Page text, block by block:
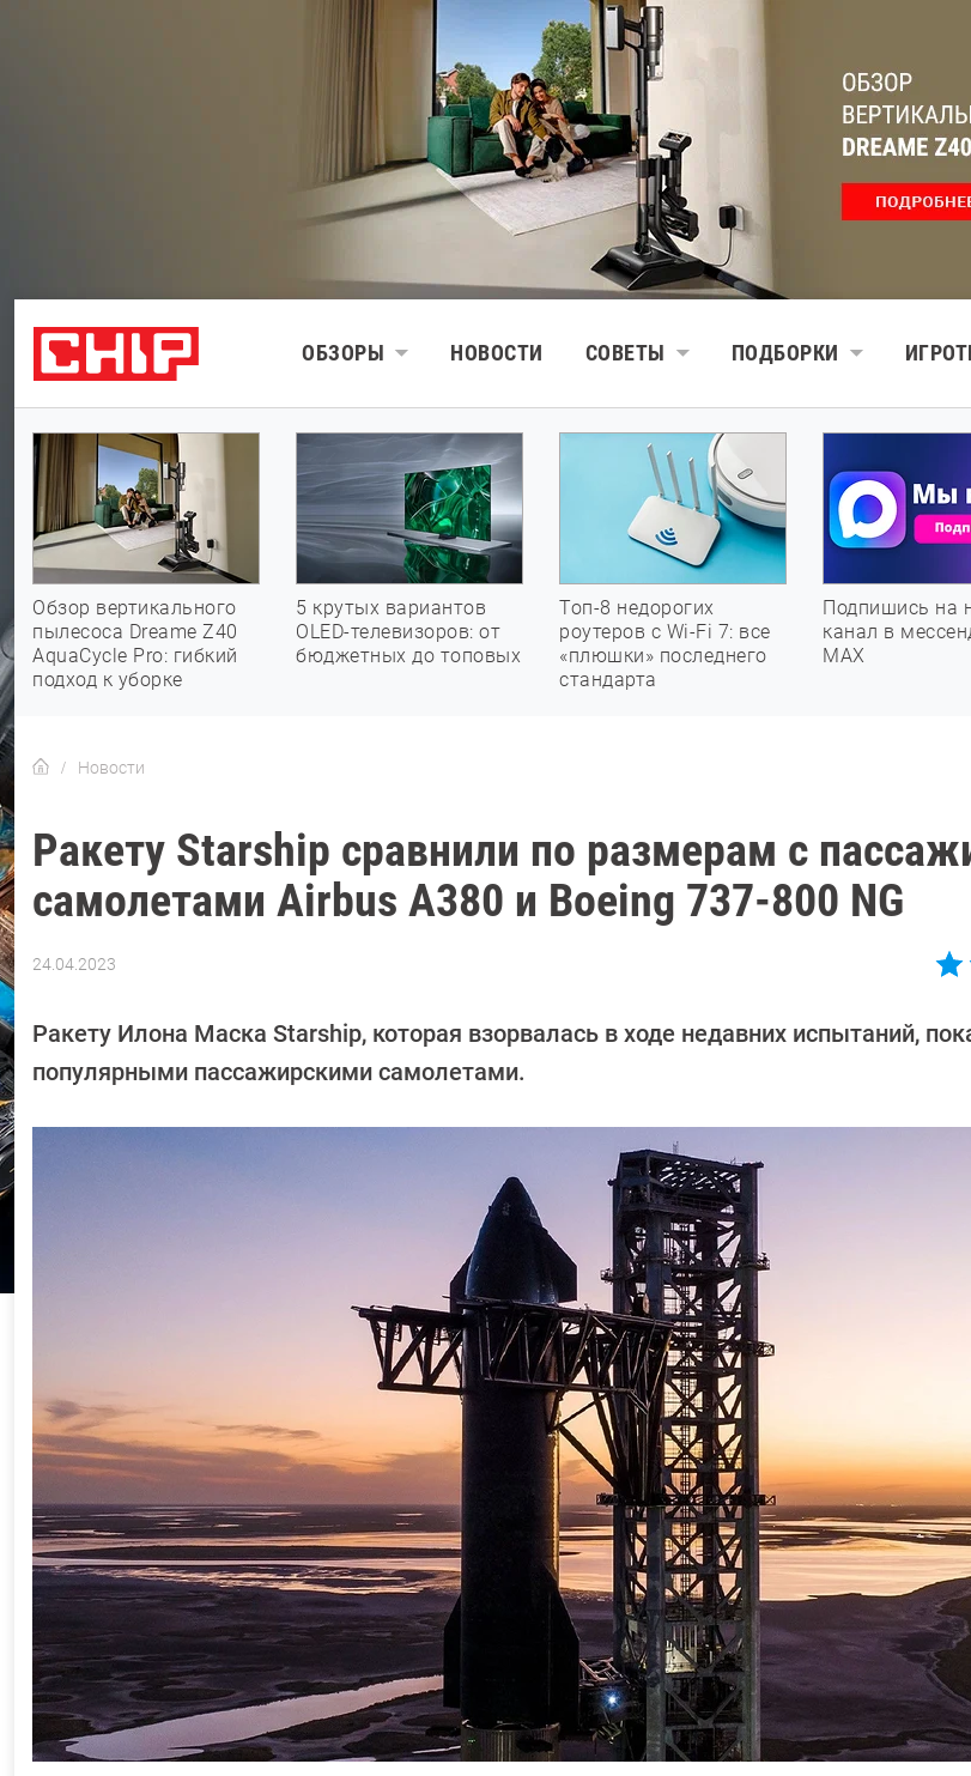
ОБЗОРЫ НОВОСТИ СОВЕТЫ ПОДБОРКИ
Обзор вертикального
пылесоса Dreame Z40
AquaCycle Pro: гибкий
подход к уборке
5 крутых вариантов
OLED-телевизоров: от
бюджетных до топовых
Топ-8 недорогих
роутеров с Wi-Fi 7: все
«плюшки» последнего
стандарта
Подпишись на
канал в
МАХ
Новости
Ракету Starship сравнили по размерам с
самолетами Airbus A380 и Boeing 737-800 NG
24.04.2023
Калашников
Ракету Илона Маска Starship, которая взорвалась в ходе недавних испытаний,
популярными пассажирскими самолетами.